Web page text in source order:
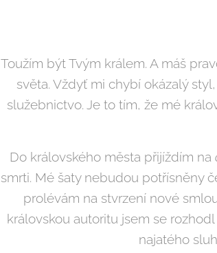
Toužím být Tvým králem. A máš
světa. Vždyť mi chybí okázalý
služebnictvo. Je to tím, že mé
Do královského města přijíždím na
smrti. Mé šaty nebudou potřísněny
prolévám na stvrzení nové
královskou autoritu jsem se
najatého